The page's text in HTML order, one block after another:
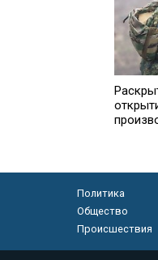
Политика
Общество
Происшествия